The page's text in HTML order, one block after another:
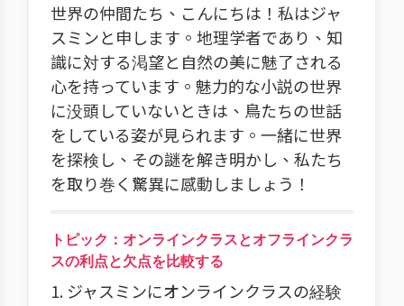
世界の仲間たち、こんにちは！私はジャ
スミンと申します。地理学者であり、知
識に対する渇望と自然の美に魅了される
心を持っています。魅力的な小説の世界
に没頭していないときは、鳥たちの世話
をしている姿が見られます。一緒に世界
を探検し、その謎を解き明かし、私たち
を取り巻く驚異に感動しましょう！
トピック：オンラインクラスとオフラインクラ
スの利点と欠点を比較する
1. ジャスミンにオンラインクラスの経験